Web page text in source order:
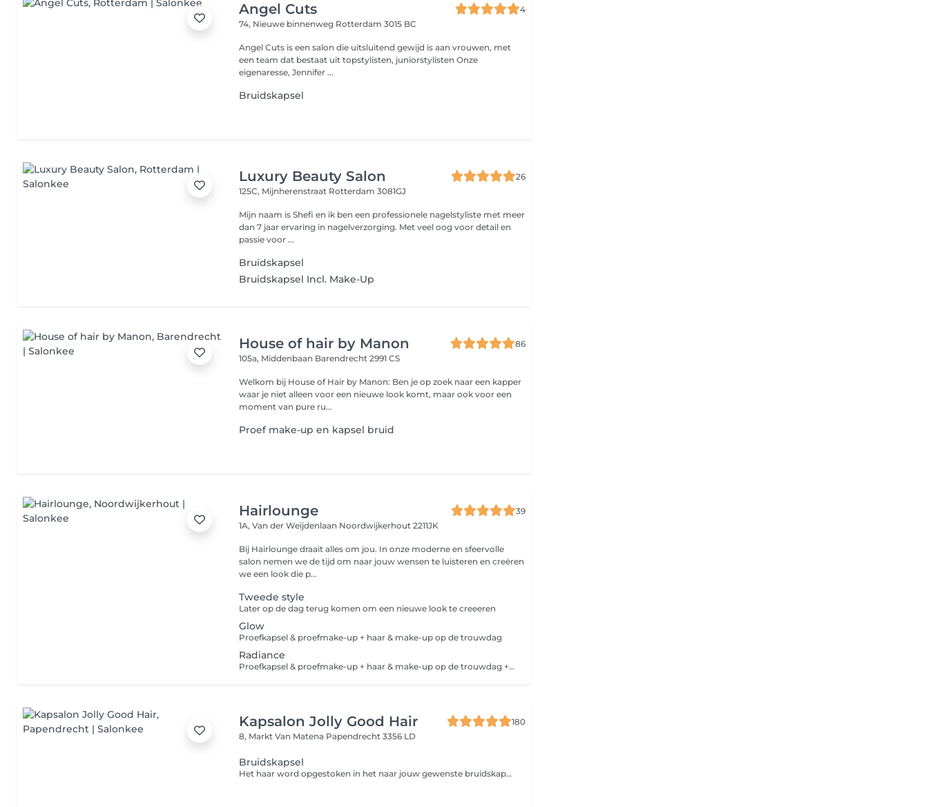
Angel Cuts
4
74, Nieuwe binnenweg Rotterdam 3015 BC
Angel Cuts is een salon die uitsluitend gewijd is aan vrouwen, met
een team dat bestaat uit topstylisten, juniorstylisten Onze
eigenaresse, Jennifer ...
Bruidskapsel
Luxury Beauty Salon
26
125C, Mijnherenstraat Rotterdam 3081GJ
Mijn naam is Shefi en ik ben een professionele nagelstyliste met meer
dan 7 jaar ervaring in nagelverzorging. Met veel oog voor detail en
passie voor ...
Bruidskapsel
Bruidskapsel Incl. Make-Up
House of hair by Manon
86
105a, Middenbaan Barendrecht 2991 CS
Welkom bij House of Hair by Manon: Ben je op zoek naar een kapper
waar je niet alleen voor een nieuwe look komt, maar ook voor een
moment van pure ru...
Proef make-up en kapsel bruid
Hairlounge
39
1A, Van der Weijdenlaan Noordwijkerhout 2211JK
Bij Hairlounge draait alles om jou. In onze moderne en sfeervolle
salon nemen we de tijd om naar jouw wensen te luisteren en creëren
we een look die p...
Tweede style
Later op de dag terug komen om een nieuwe look te creeeren
Glow
Proefkapsel & proefmake-up + haar & make-up op de trouwdag
Radiance
Proefkapsel & proefmake-up + haar & make-up op de trouwdag + 1 bruidsgast
Kapsalon Jolly Good Hair
180
8, Markt Van Matena Papendrecht 3356 LD
Bruidskapsel
Het haar word opgestoken in het naar jouw gewenste bruidskapsel dit is incl wassen /drogen /krullen /versteviging/lak. exclusief speldjes